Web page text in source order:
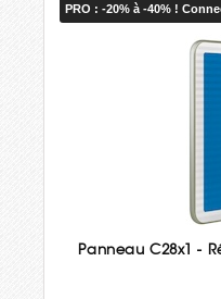
PRO : -20% à -40% !
Panneau C28x1 -